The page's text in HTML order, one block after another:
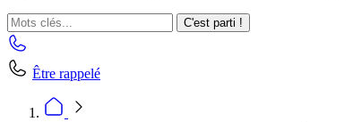
C'est parti !
Être rappelé